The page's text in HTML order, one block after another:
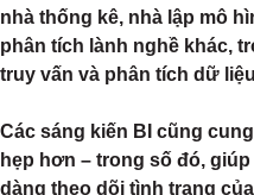
nhà thống kê, nhà lập mô
phân tích lành nghề khác,
truy vấn và phân tích dữ
Các sáng kiến BI cũng
hẹp hơn – trong số đó,
dàng theo dõi tình trạng